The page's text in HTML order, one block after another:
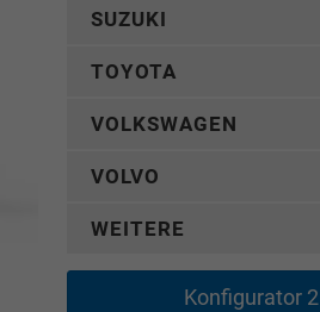
SUZUKI
TOYOTA
VOLKSWAGEN
VOLVO
WEITERE
Konfigurator 2